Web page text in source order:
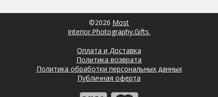
©2026 Most
Interior.Photography.Gifts.
Оплата и Доставка
Политика возврата
Политика обработки персональных данных
Публичная оферта